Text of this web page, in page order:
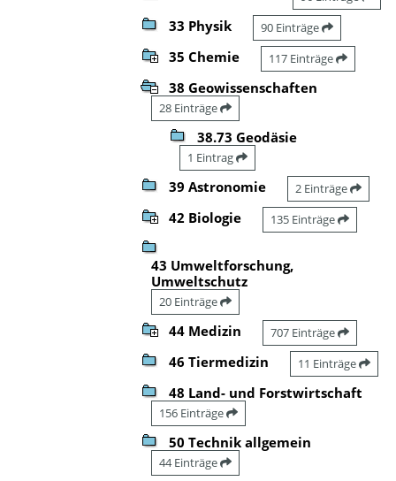
33 Physik 90 Einträge
35 Chemie 117 Einträge
38 Geowissenschaften
28 Einträge
38.73 Geodäsie
1 Eintrag
39 Astronomie 2 Einträge
42 Biologie 135 Einträge
43 Umweltforschung,
Umweltschutz
20 Einträge
44 Medizin 707 Einträge
46 Tiermedizin 11 Einträge
48 Land- und Forstwirtschaft
156 Einträge
50 Technik allgemein
44 Einträge